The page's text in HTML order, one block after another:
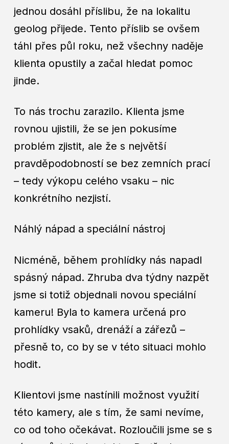
jednou dosáhl příslibu, že na lokalitu
geolog přijede. Tento příslib se ovšem
táhl přes půl roku, než všechny naděje
klienta opustily a začal hledat pomoc
jinde.
To nás trochu zarazilo. Klienta jsme
rovnou ujistili, že se jen pokusíme
problém zjistit, ale že s největší
pravděpodobností se bez zemních prací
– tedy výkopu celého vsaku – nic
konkrétního nezjistí.
Náhlý nápad a speciální nástroj
Nicméně, během prohlídky nás napadl
spásný nápad. Zhruba dva týdny nazpět
jsme si totiž objednali novou speciální
kameru! Byla to kamera určená pro
prohlídky vsaků, drenáží a zářezů –
přesně to, co by se v této situaci mohlo
hodit.
Klientovi jsme nastínili možnost využití
této kamery, ale s tím, že sami nevíme,
co od toho očekávat. Rozloučili jsme se s